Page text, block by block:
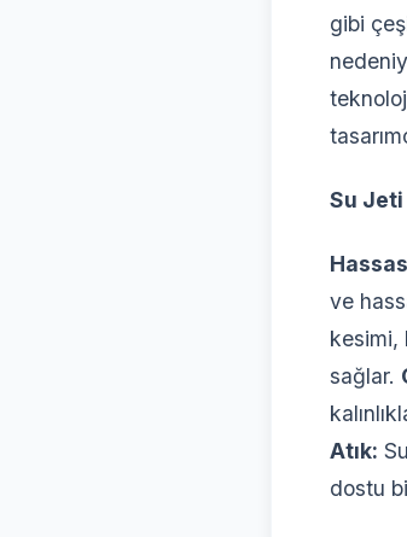
gibi
Su Jeti
ve
kesimi,
sağlar.
Atık:
dostu